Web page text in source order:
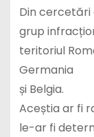
Din cercetări
grup
teritoriul
Germania
și Belgia.
Aceștia ar fi
le-ar fi